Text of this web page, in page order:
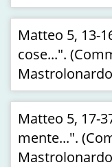
Matteo 5, 13-
cose...".
Matteo 5, 17-
mente...".